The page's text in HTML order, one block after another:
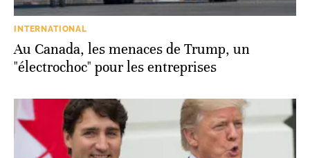
INTERNATIONAL
Au Canada, les menaces de Trump, un
"électrochoc" pour les entreprises